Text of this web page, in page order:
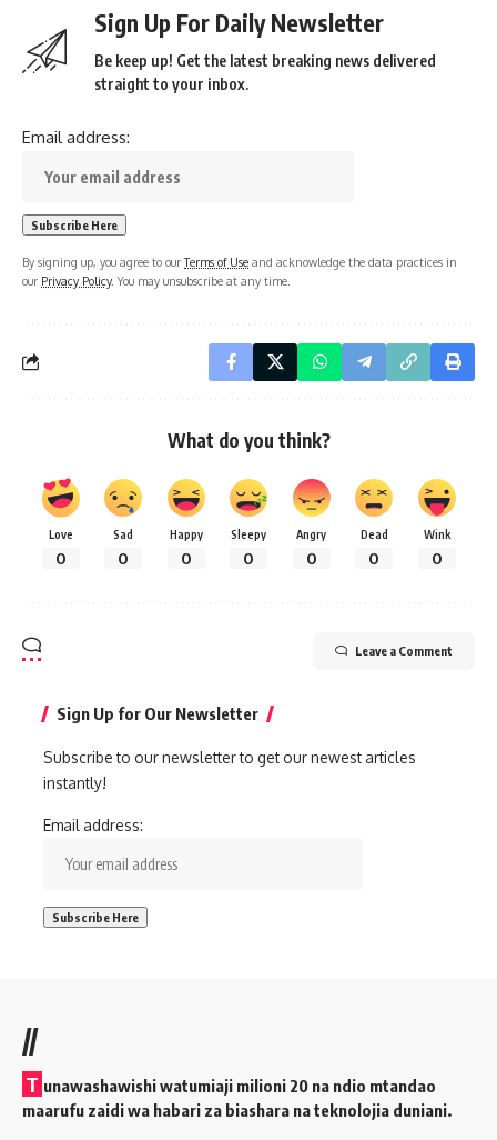
Sign Up For Daily Newsletter
Be keep up! Get the latest breaking news delivered
straight to your inbox.
Email address:
By signing up, you agree to ourTerms of Use and acknowledge the data practices in
our Privacy Policy. You may unsubscribe at any time.
What do you think?
Love
0
Sad
0
Happy
0
Sleepy
0
Angry
0
Dead
0
Wink
0
Leave a Comment
Sign Up for Our Newsletter
Subscribe to our newsletter to get our newest articles
instantly!
Email address:
//
T unawashawishi watumiaji milioni 20 na ndio mtandao
maarufu zaidi wa habari za biashara na teknolojia duniani.